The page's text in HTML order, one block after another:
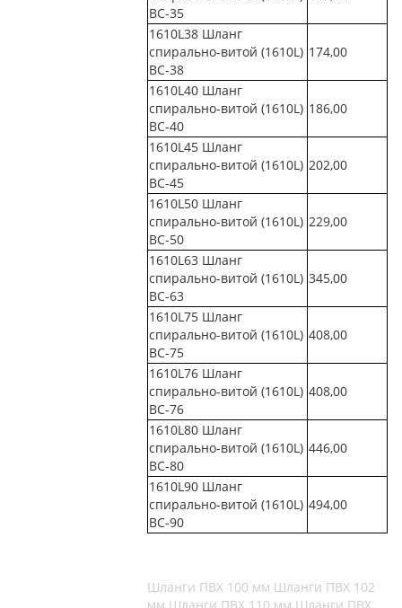
ВС-35
1610L38 Шланг
спирально-витой (1610L)
ВС-38
174,00
1610L40 Шланг
спирально-витой (1610L)
ВС-40
186,00
1610L45 Шланг
спирально-витой (1610L)
ВС-45
202,00
1610L50 Шланг
спирально-витой (1610L)
ВС-50
229,00
1610L63 Шланг
спирально-витой (1610L)
ВС-63
345,00
1610L75 Шланг
спирально-витой (1610L)
ВС-75
408,00
1610L76 Шланг
спирально-витой (1610L)
ВС-76
408,00
1610L80 Шланг
спирально-витой (1610L)
ВС-80
446,00
1610L90 Шланг
спирально-витой (1610L)
ВС-90
494,00
Шланги ПВХ 100 мм Шланги ПВХ 102